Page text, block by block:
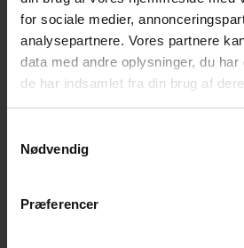
for sociale medier,
analysepartnere. Vores partnere
data med andre oplysninger, du
de har indsamlet fra din brug af
Nødvendig
Præferencer